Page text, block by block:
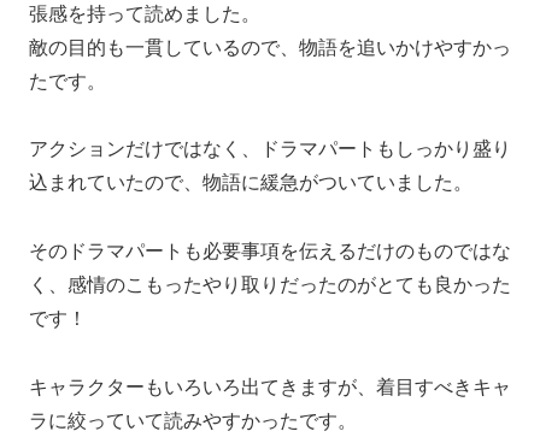
張感を持って読めました。
敵の目的も一貫しているので、物語を追いかけやすかっ
たです。
アクションだけではなく、ドラマパートもしっかり盛り
込まれていたので、物語に緩急がついていました。
そのドラマパートも必要事項を伝えるだけのものではな
く、感情のこもったやり取りだったのがとても良かった
です！
キャラクターもいろいろ出てきますが、着目すべきキャ
ラに絞っていて読みやすかったです。